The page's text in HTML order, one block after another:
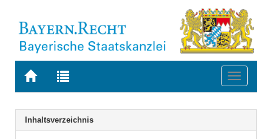
Zur
BAYERN.RECHT
Zur
letzten
Suche
Toggle
Navigation
Inhaltsverzeichnis